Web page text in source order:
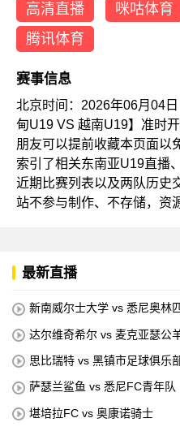
高清直播 咪咕体育
腾讯体育
赛事信息
北京时间：2026年06月04
甸U19 VS 越南U19】准时
朋友可以提前收藏本页面以
索引了相关东南亚U19直播
近期比赛列表以及两队历史
站不参与制作、不存储，资
最新直播
新南威尔士大学 vs 悉尼奥林
达尔维奇希尔 vs 麦克亚瑟公
思比瑞特 vs 黑镇市足球俱乐
萨瑟兰鲨鱼 vs 悉尼FC青年队
堪培拉FC vs 奥康诺骑士